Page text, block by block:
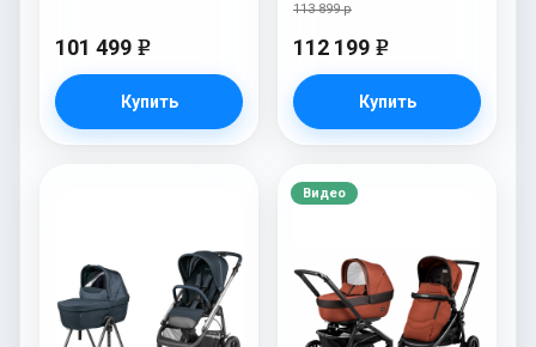
101 499 e
Купить
113 899 р
112 199 e
Купить
Видео